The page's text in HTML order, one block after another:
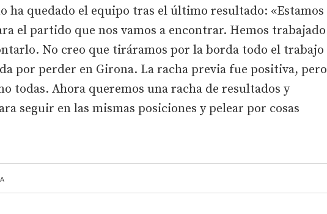
ha quedado el equipo tras el último resultado: «Estamos
el partido que nos vamos a encontrar. Hemos trabajado
No creo que tiráramos por la borda todo el trabajo
por perder en Girona. La racha previa fue positiva, pero
todas. Ahora queremos una racha de resultados y
seguir en las mismas posiciones y pelear por cosas